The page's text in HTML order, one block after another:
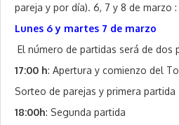
pareja y por día). 6, 7 y 8 de marzo :
Lunes 6 y martes 7 de marzo
El número de partidas será de dos
17:00 h: Apertura y comienzo del
Sorteo de parejas y primera partida
18:00h: Segunda partida